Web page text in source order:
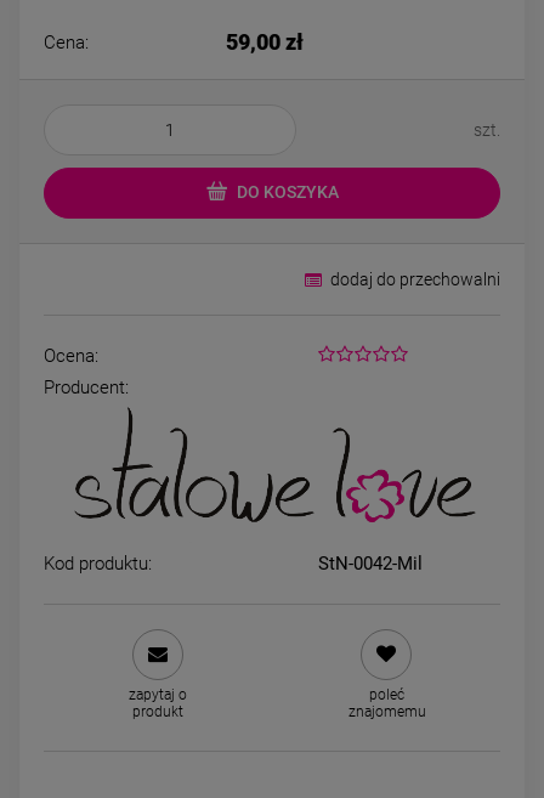
Bransoletka STAL
49,00 zł
powiadom o dostępności
Kolczyki STAL
Miś kolorowe kryształki
49,00 zł
DO KOSZYKA
Cena: 59,00 zł
szt.
DO KOSZYKA
dodaj do przechowalni
Ocena:
Producent:
Kod produktu: StN-0042-Mil
zapytaj o
produkt
poleć
znajomemu